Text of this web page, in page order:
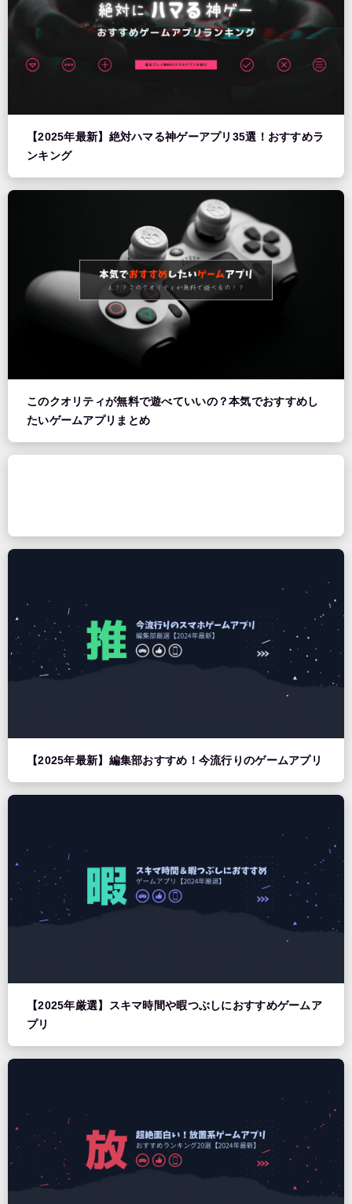
【2025年最新】絶対ハマる神ゲーアプリ35選！おすすめラ
ンキング
このクオリティが無料で遊べていいの？本気でおすすめし
たいゲームアプリまとめ
【2025年最新】編集部おすすめ！今流行りのゲームアプリ
【2025年厳選】スキマ時間や暇つぶしにおすすめゲームア
プリ